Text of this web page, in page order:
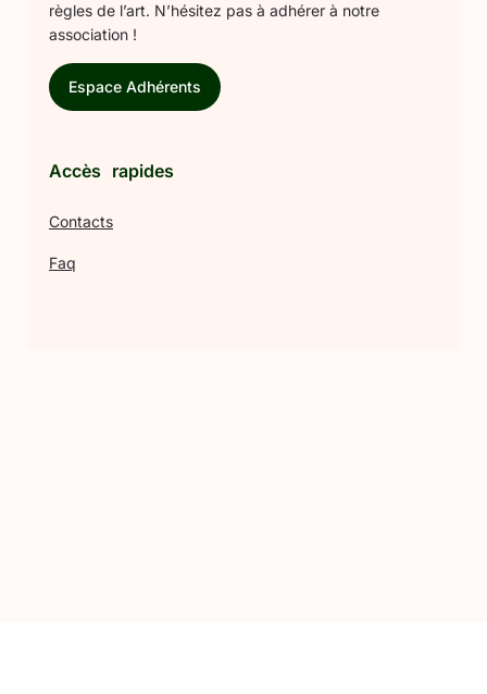
règles de l’art. N’hésitez pas à adhérer à notre
association !
Espace Adhérents
Accès rapides
Contacts
Faq